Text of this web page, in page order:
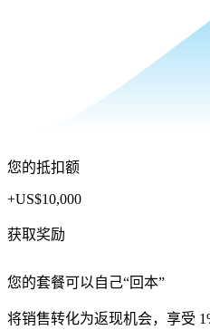
您的抵扣额
+US$10,000
获取奖励
您的套餐可以自己“回本”
将销售转化为返现机会，享受